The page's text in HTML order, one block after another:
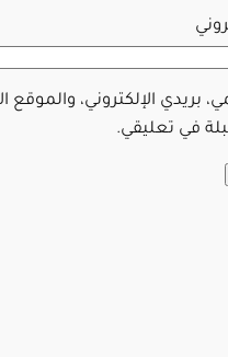
بريدي الإلكتروني، والموقع
في تعليقي.